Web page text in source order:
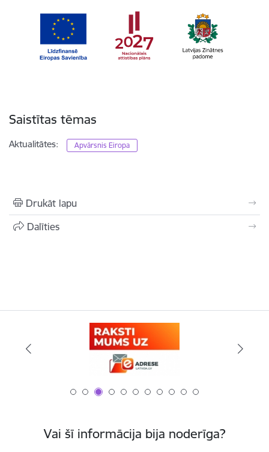
Saistītas tēmas
Aktualitātes: Apvārsnis Eiropa
Drukāt lapu
Dalīties
Vai šī informācija bija noderīga?